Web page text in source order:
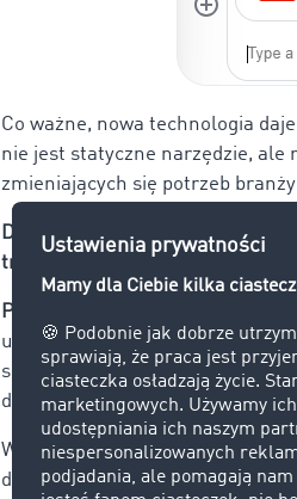
Co ważne, nowa technologia
nie jest statyczne narzędzie, ale
zmieniających się potrzeb branży
Dlaczego Messenger TIMOCOM
transporcie i logistyce? Jaką ma
Paweł:
użytkowników, szczególnie tych
społecznościowych. To
doraźnej rozmowy telefonicznej
W TIMOCOM Messenger
dotyczące konkretnej oferty